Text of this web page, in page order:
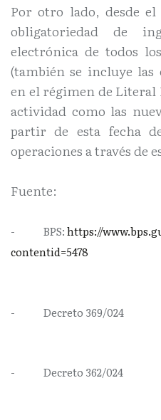
Por otro lado, desde
obligatoriedad de
electrónica de todos
(también se incluye las
en el régimen de Literal
actividad como las
partir de esta fecha
operaciones a través de
Fuente:
- BPS:https://
contentid=5478
- Decreto 369/024
- Decreto 362/024